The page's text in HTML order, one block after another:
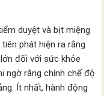
duyệt và bịt miệng
phát hiện ra rằng
đối với sức khỏe
ngờ rằng chính chế độ
Ít nhất, hành động